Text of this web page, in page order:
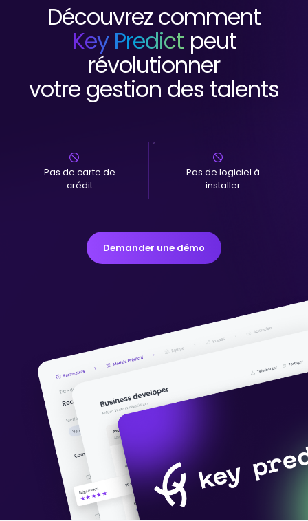
Découvrez comment
Key Predict peut
révolutionner
votre gestion des talents
Pas de carte de
crédit
Pas de logiciel à
installer
Demander une démo